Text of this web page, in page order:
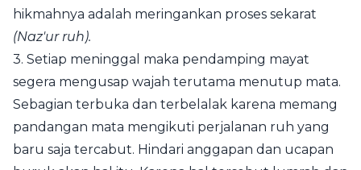
hikmahnya adalah meringankan proses sekarat
(Naz'ur ruh).
3. Setiap meninggal maka pendamping mayat
segera mengusap wajah terutama menutup mata.
Sebagian terbuka dan terbelalak karena memang
pandangan mata mengikuti perjalanan ruh yang
baru saja tercabut. Hindari anggapan dan ucapan